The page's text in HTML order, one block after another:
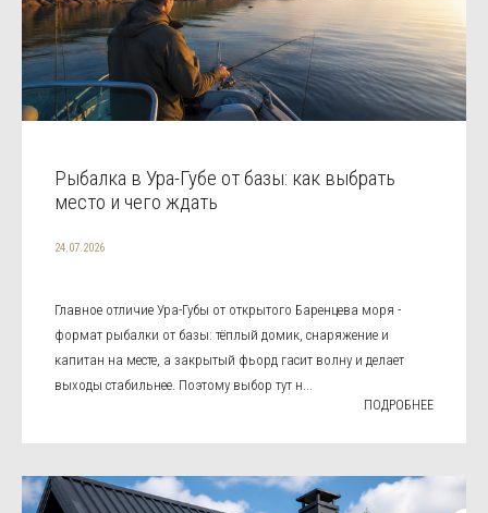
Рыбалка в Ура-Губе от базы: как выбрать
место и чего ждать
24.07.2026
Главное отличие Ура-Губы от открытого Баренцева моря -
формат рыбалки от базы: тёплый домик, снаряжение и
капитан на месте, а закрытый фьорд гасит волну и делает
выходы стабильнее. Поэтому выбор тут н...
ПОДРОБНЕЕ